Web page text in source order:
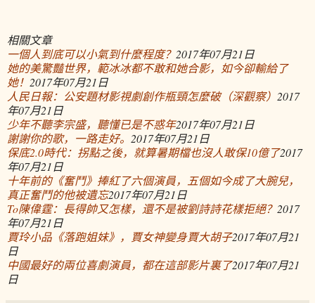
相關文章
一個人到底可以小氣到什麼程度？ 2017年07月21日
她的美驚豔世界，範冰冰都不敢和她合影，如今卻輸給了
她！ 2017年07月21日
人民日報：公安題材影視劇創作瓶頸怎麼破（深觀察） 2017
年07月21日
少年不聽李宗盛，聽懂已是不惑年2017年07月21日
謝謝你的歌，一路走好。 2017年07月21日
保底2.0時代：拐點之後，就算暑期檔也沒人敢保10億了2017
年07月21日
十年前的《奮鬥》捧紅了六個演員，五個如今成了大腕兒，
真正奮鬥的他被遺忘2017年07月21日
To陳偉霆：長得帥又怎樣，還不是被劉詩詩花樣拒絕？ 2017
年07月21日
賈玲小品《落跑姐妹》，賈女神變身賈大胡子2017年07月21
日
中國最好的兩位喜劇演員，都在這部影片裏了2017年07月21
日